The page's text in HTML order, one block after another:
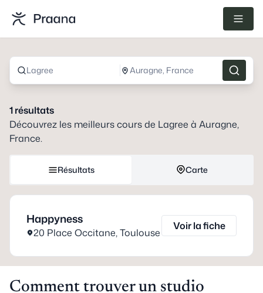
Lagree Auragne, France
1résultats
Découvrez les meilleurs cours de Lagree à Auragne,
France.
Résultats Carte
Happyness
20 Place Occitane,Toulouse
Voir la fiche
Comment trouver un studio